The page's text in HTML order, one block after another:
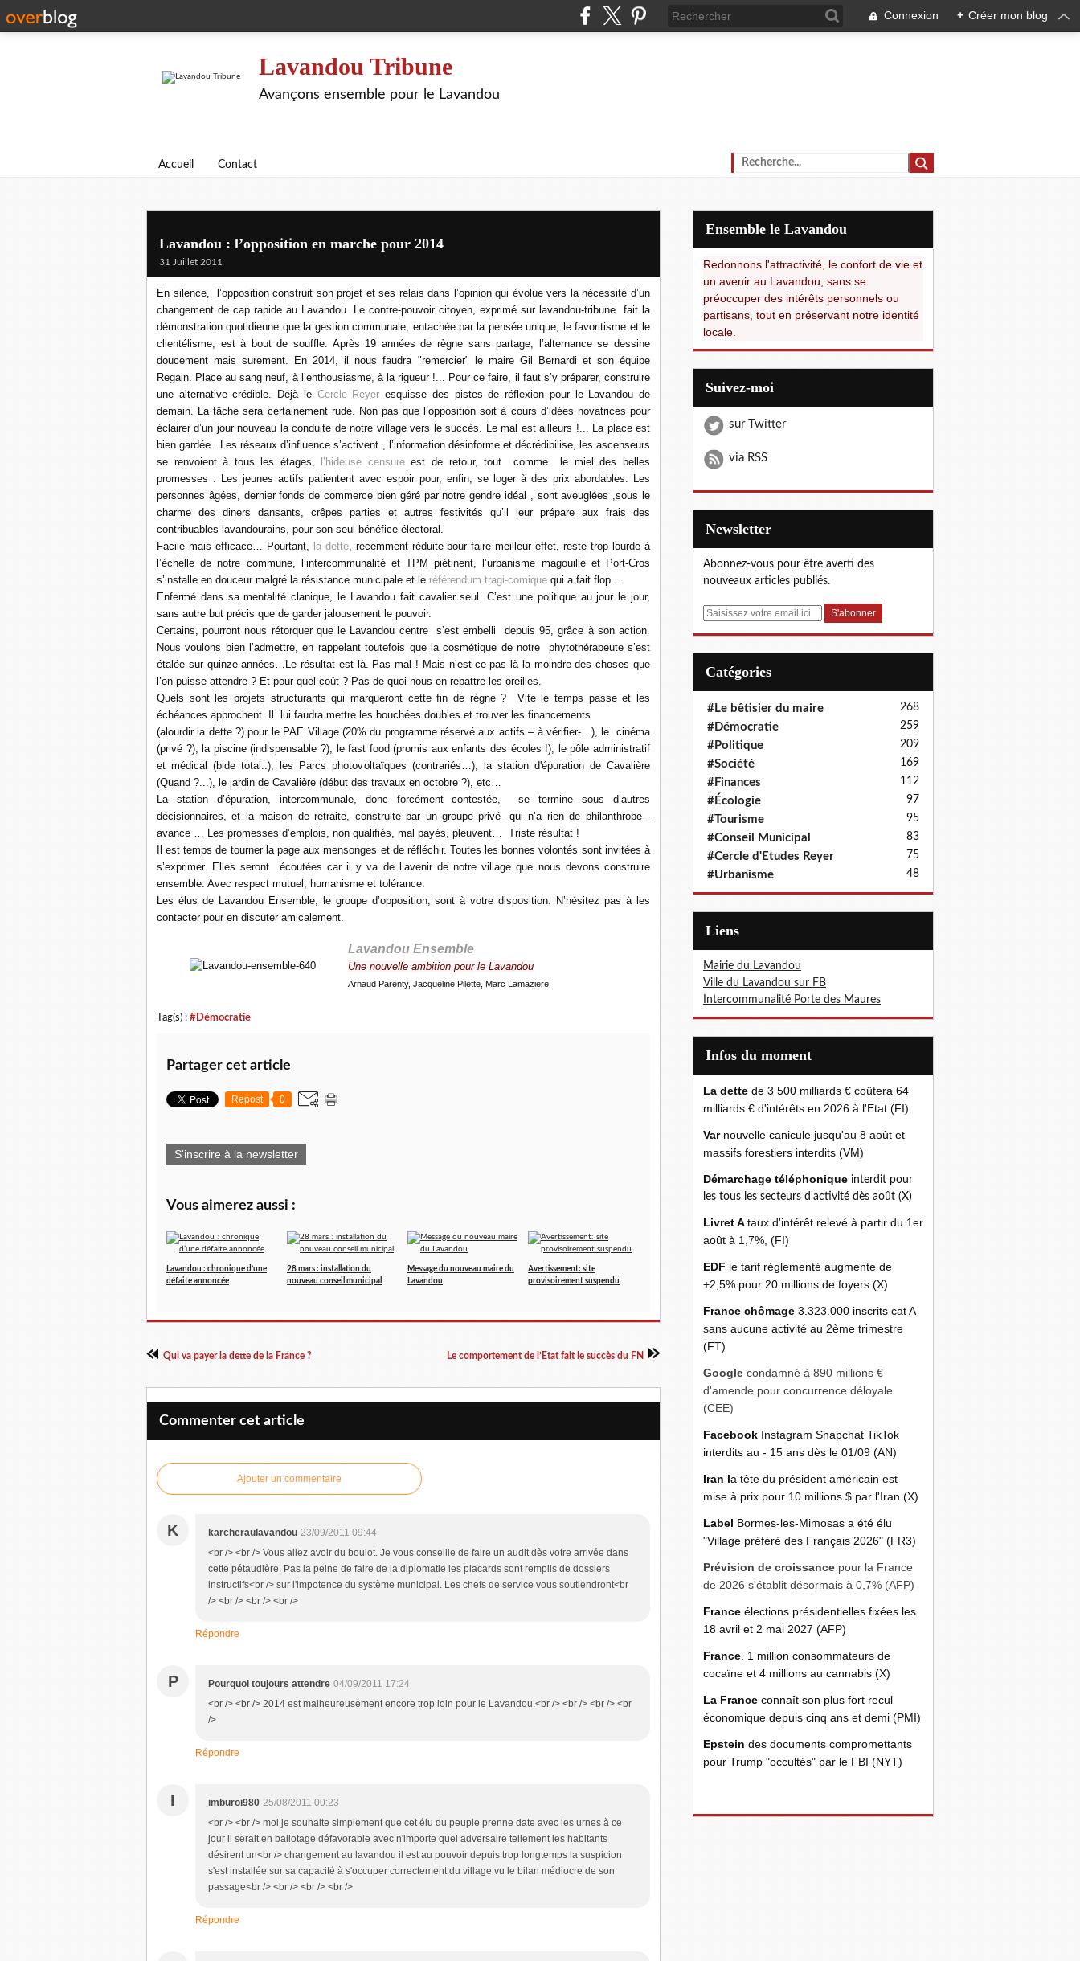
Connexion + Créer mon blog
Lavandou Tribune
Avançons ensemble pour le Lavandou
Accueil Contact
Lavandou : l’opposition en marche pour 2014
31 Juillet 2011
En silence,
l’opposition construit son projet et ses relais dans l’opinion qui évolue vers la nécessité d’un
changement de cap rapide au Lavandou. Le contre-pouvoir citoyen, exprimé sur lavandou-tribune
fait la
démonstration quotidienne que la gestion communale, entachée par la pensée unique, le favoritisme et le
clientélisme, est à bout de souffle. Après 19 années de règne sans partage, l’alternance se dessine
doucement mais surement. En 2014, il nous faudra "remercier" le maire Gil Bernardi et son équipe
Regain. Place au sang neuf, à l’enthousiasme, à la rigueur !... Pour ce faire, il faut s’y préparer, construire
une alternative crédible. Déjà le Cercle Reyer esquisse des pistes de réflexion pour le Lavandou de
demain. La tâche sera certainement rude. Non pas que l’opposition soit à cours d’idées novatrices pour
éclairer d’un jour nouveau la conduite de notre village vers le succès. Le mal est ailleurs !... La place est
bien gardée . Les réseaux d’influence s’activent , l’information désinforme et décrédibilise, les ascenseurs
se renvoient à tous les étages,
l’hideuse censureest de retour, tout comme
le miel des belles
promesses . Les jeunes actifs patientent avec espoir pour, enfin, se loger à des prix abordables. Les
personnes âgées, dernier fonds de commerce bien géré par notre gendre idéal , sont aveuglées ,sous le
charme des diners dansants, crêpes parties et autres festivités qu’il leur prépare aux frais des
contribuables lavandourains, pour son seul bénéfice électoral.
Facile mais efficace… Pourtant, la dette, récemment réduite pour faire meilleur effet, reste trop lourde à
l’échelle de notre commune, l’intercommunalité et TPM piétinent, l’urbanisme magouille et Port-Cros
s’installe en douceur malgré la résistance municipale et le référendum tragi-comique qui a fait flop…
Enfermé dans sa mentalité clanique, le Lavandou fait cavalier seul. C’est une politique au jour le jour,
sans autre but précis que de garder jalousement le pouvoir.
Certains, pourront nous rétorquer que le Lavandou centre
s’est embelli
depuis 95, grâce à son action.
Nous voulons bien l’admettre, en rappelant toutefois que la cosmétique de notre
phytothérapeute s’est
étalée sur quinze années… Le résultat est là. Pas mal ! Mais n’est-ce pas là la moindre des choses que
l’on puisse attendre ? Et pour quel coût ? Pas de quoi nous en rebattre les oreilles.
Quels sont les projets structurants qui marqueront cette fin de règne ?
Vite le temps passe et les
échéances approchent. Il
lui faudra mettre les bouchées doubles et trouver les financements
(alourdir la dette ?) pour le PAE Village (20% du programme réservé aux actifs – à vérifier-…), le cinéma
(privé ?), la piscine (indispensable ?), le fast food (promis aux enfants des écoles !), le pôle administratif
et médical (bide total..), les Parcs photovoltaïques (contrariés…), la station d'épuration de Cavalière
(Quand ?...), le jardin de Cavalière (début des travaux en octobre ?), etc…
La station d’épuration, intercommunale, donc forcément contestée,
se termine sous d’autres
décisionnaires, et la maison de retraite, construite par un groupe privé -qui n’a rien de philanthrope -
avance … Les promesses d’emplois, non qualifiés, mal payés, pleuvent… Triste résultat !
Il est temps de tourner la page aux mensonges et de réfléchir. Toutes les bonnes volontés sont invitées à
s’exprimer. Elles seront
écoutées car il y va de l’avenir de notre village que nous devons construire
ensemble. Avec respect mutuel, humanisme et tolérance.
Les élus de Lavandou Ensemble, le groupe d’opposition, sont à votre disposition. N’hésitez pas à les
contacter pour en discuter amicalement.
Lavandou Ensemble
Une nouvelle ambition pour le Lavandou
Arnaud Parenty, Jacqueline Pilette, Marc Lamaziere
Tag(s) : #Démocratie
Partager cet article
Repost 0
S'inscrire à la newsletter
Vous aimerez aussi :
Lavandou : chronique d’une
défaite annoncée
28 mars : installation du
nouveau conseil municipal
Message du nouveau maire du
Lavandou
Avertissement: site
provisoirement suspendu
Qui va payer la dette de la France ? Le comportement de l’Etat fait le succès du FN
Commenter cet article
Ajouter un commentaire
K karcheraulavandou 23/09/2011 09:44
<br /> <br /> Vous allez avoir du boulot. Je vous conseille de faire un audit dès votre arrivée dans
cette pétaudière. Pas la peine de faire de la diplomatie les placards sont remplis de dossiers
instructifs<br /> sur l'impotence du système municipal. Les chefs de service vous soutiendront<br
/> <br /> <br /> <br />
Répondre
P Pourquoi toujours attendre 04/09/2011 17:24
<br /> <br /> 2014 est malheureusement encore trop loin pour le Lavandou.<br /> <br /> <br /> <br
/>
Répondre
I imburoi980 25/08/2011 00:23
<br /> <br /> moi je souhaite simplement que cet élu du peuple prenne date avec les urnes à ce
jour il serait en ballotage défavorable avec n'importe quel adversaire tellement les habitants
désirent un<br /> changement au lavandou il est au pouvoir depuis trop longtemps la suspicion
s'est installée sur sa capacité à s'occuper correctement du village vu le bilan médiocre de son
passage<br /> <br /> <br /> <br />
Répondre
Ensemble le Lavandou
Redonnons l'attractivité, le confort de vie et
un avenir au Lavandou, sans se
préoccuper des intérêts personnels ou
partisans, tout en préservant notre identité
locale.
Suivez-moi
sur Twitter
via RSS
Newsletter
Abonnez-vous pour être averti des
nouveaux articles publiés.
E
Catégories
#Le bêtisier du maire 268
#Démocratie 259
#Politique 209
#Société 169
#Finances 112
#Écologie 97
#Tourisme 95
#Conseil Municipal 83
#Cercle d'Etudes Reyer 75
#Urbanisme 48
Liens
Mairie du Lavandou
Ville du Lavandou sur FB
Intercommunalité Porte des Maures
Infos du moment
La dette de 3 500 milliards € coûtera 64
milliards € d'intérêts en 2026 à l'Etat (FI)
Var nouvelle canicule jusqu'au 8 août et
massifs forestiers interdits (VM)
Démarchage téléphonique interdit pour
les tous les secteurs d'activité dès août (X)
Livret Ataux d'intérêt relevé à partir du 1er
août à 1,7%, (FI)
EDF le tarif réglementé augmente de
+2,5% pour 20 millions de foyers (X)
France chômage 3.323.000 inscrits cat A
sans aucune activité au 2ème trimestre
(FT)
Google condamné à 890 millions €
d'amende pour concurrence déloyale
(CEE)
Facebook Instagram Snapchat TikTok
interdits au - 15 ans dès le 01/09 (AN)
Iran la tête du président américain est
mise à prix pour 10 millions $ par l'Iran (X)
Label Bormes-les-Mimosas a été élu
"Village préféré des Français 2026" (FR3)
Prévision de croissance pour la France
de 2026 s'établit désormais à 0,7% (AFP)
France élections présidentielles fixées les
18 avril et 2 mai 2027 (AFP)
France . 1 million consommateurs de
cocaïne et 4 millions au cannabis (X)
La France connaît son plus fort recul
économique depuis cinq ans et demi (PMI)
Epstein des documents compromettants
pour Trump "occultés" par le FBI (NYT)